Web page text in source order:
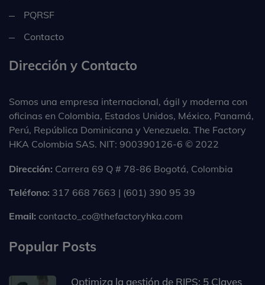
PQRSF
Contacto
Dirección y Contacto
Somos una empresa internacional, ágil y moderna con
oficinas en Colombia, Estados Unidos, México, Panamá,
Perú, República Dominicana y Venezuela. The Factory
HKA Colombia SAS. NIT: 900390126-6 © 2022
Dirección: Carrera 69 Q # 78-86 Bogotá, Colombia
Teléfono: 317 668 7663 | (601) 390 95 39
Email: contacto_co@thefactoryhka.com
Popular Posts
Optimiza la gestión de RIPS: 5 Claves